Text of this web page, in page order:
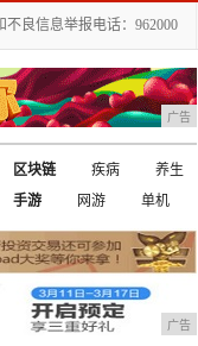
不良信息举报电话：962000
广告
区块链 疾病
养生
手游
网游 单机
广告